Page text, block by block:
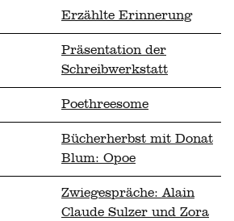
Erzählte Erinnerung
Präsentation der
Schreibwerkstatt
Poethreesome
Bücherherbst mit Donat
Blum: Opoe
Zwiegespräche: Alain
Claude Sulzer und Zora